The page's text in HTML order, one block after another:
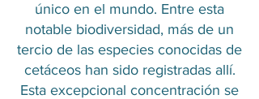
único en el mundo. Entre esta
notable biodiversidad, más de un
tercio de las especies conocidas de
cetáceos han sido registradas allí.
Esta excepcional concentración se